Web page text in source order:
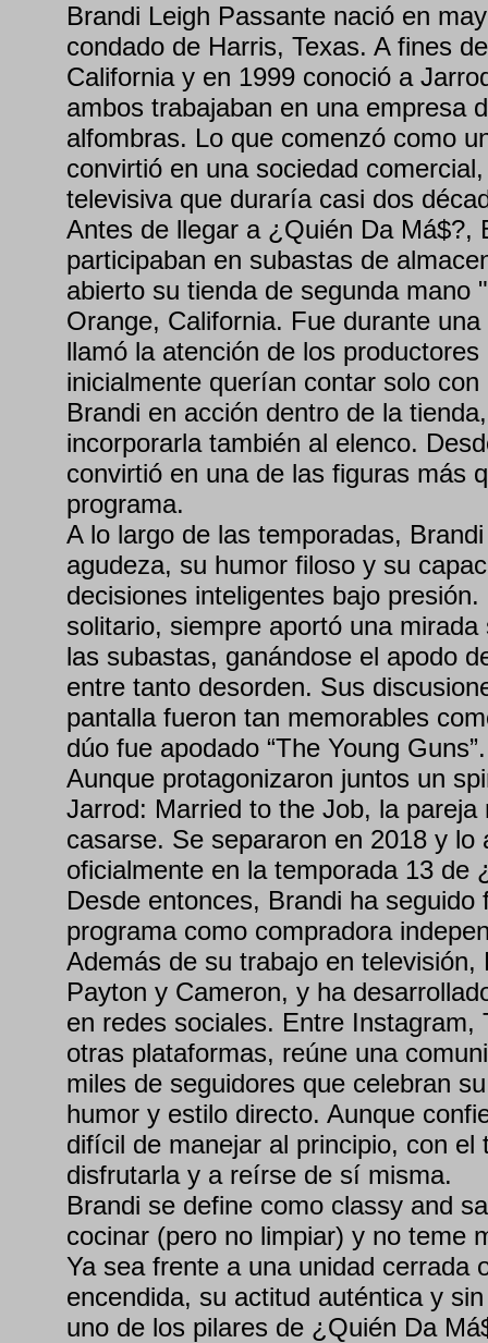
Brandi Leigh Passante nació en
condado de Harris, Texas. A fines
California y en 1999 conoció a
ambos trabajaban en una empresa
alfombras. Lo que comenzó como
convirtió en una sociedad
televisiva que duraría casi dos
Antes de llegar a ¿Quién Da Má$?,
participaban en subastas de
abierto su tienda de segunda mano
Orange, California. Fue durante
llamó la atención de los
inicialmente querían contar solo
Brandi en acción dentro de la
incorporarla también al elenco.
convirtió en una de las figuras más
programa.
A lo largo de las temporadas,
agudeza, su humor filoso y su
decisiones inteligentes bajo
solitario, siempre aportó una
las subastas, ganándose el apodo
entre tanto desorden. Sus
pantalla fueron tan memorables
dúo fue apodado “The Young Guns”.
Aunque protagonizaron juntos un
Jarrod: Married to the Job, la pareja
casarse. Se separaron en 2018 y lo
oficialmente en la temporada 13 de
Desde entonces, Brandi ha seguido
programa como compradora
Además de su trabajo en televisión,
Payton y Cameron, y ha
en redes sociales. Entre Instagram,
otras plataformas, reúne una
miles de seguidores que celebran
humor y estilo directo. Aunque
difícil de manejar al principio, con el
disfrutarla y a reírse de sí misma.
Brandi se define como classy and
cocinar (pero no limpiar) y no teme
Ya sea frente a una unidad cerrada
encendida, su actitud auténtica y
uno de los pilares de ¿Quién Da